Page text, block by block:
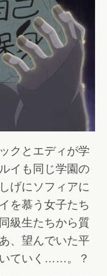
クとエディが学
イも同じ学園の
げにソフィアに
を慕う女子たち
級生たちから質
、望んでいた平
ていく……。？